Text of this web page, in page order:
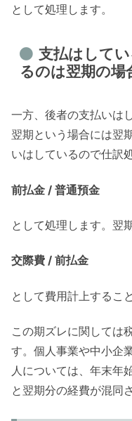
として処理します。
支払はして
るのは翌期の場
一方、後者の支払いは
翌期という場合には翌
いはしているので仕訳
前払金 / 普通預金
として処理します。翌
交際費 / 前払金
として費用計上するこ
この期ズレに関しては
す。個人事業や中小企
人については、年末年
と翌期分の経費が混同